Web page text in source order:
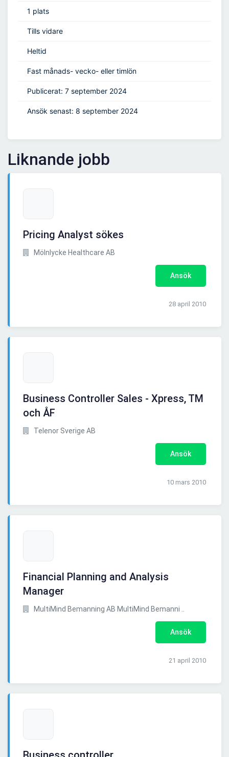
1 plats
Tills vidare
Heltid
Fast månads- vecko- eller timlön
Publicerat: 7 september 2024
Ansök senast: 8 september 2024
Liknande jobb
Pricing Analyst sökes
Mölnlycke Healthcare AB
Ansök
28 april 2010
Business Controller Sales - Xpress, TM
och ÅF
Telenor Sverige AB
Ansök
10 mars 2010
Financial Planning and Analysis
Manager
MultiMind Bemanning AB MultiMind Bemanni ..
Ansök
21 april 2010